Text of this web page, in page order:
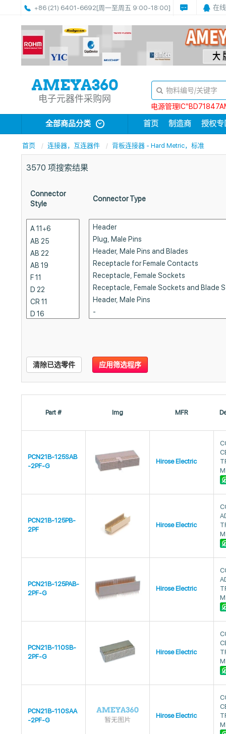
+86 (21) 6401-6692[周一至周五 9:00-18:00] 在
电子元器件采购网
电源管理
全部商品分类 首页 制造商 授权专
首页 连接器，互连器件 背板连接器 - Hard Metric，标准
3570 项搜索结果
Connector
Style
Connector Type
清除已选零件 应用筛选程序
Part # Img MFR
PCN21B-125SAB
-2PF-G
Hirose Electric
PCN21B-125PB-
2PF
Hirose Electric
PCN21B-125PAB-
2PF-G
Hirose Electric
PCN21B-110SB-
2PF-G
Hirose Electric
PCN21B-110SAA
-2PF-G
Hirose Electric